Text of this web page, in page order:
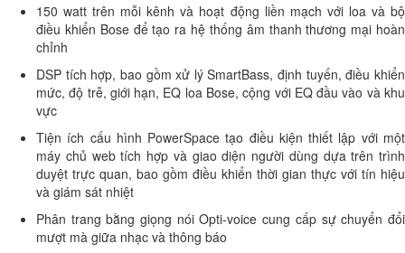
150 watt trên mỗi kênh và hoạt động liền mạch với loa và bộ
điều khiển Bose để tạo ra hệ thống âm thanh thương mại hoàn
chỉnh
DSP tích hợp, bao gồm xử lý SmartBass, định tuyến, điều khiển
mức, độ trễ, giới hạn, EQ loa Bose, cộng với EQ đầu vào và khu
vực
Tiện ích cấu hình PowerSpace tạo điều kiện thiết lập với một
máy chủ web tích hợp và giao diện người dùng dựa trên trình
duyệt trực quan, bao gồm điều khiển thời gian thực với tín hiệu
và giám sát nhiệt
Phân trang bằng giọng nói Opti-voice cung cấp sự chuyển đổi
mượt mà giữa nhạc và thông báo